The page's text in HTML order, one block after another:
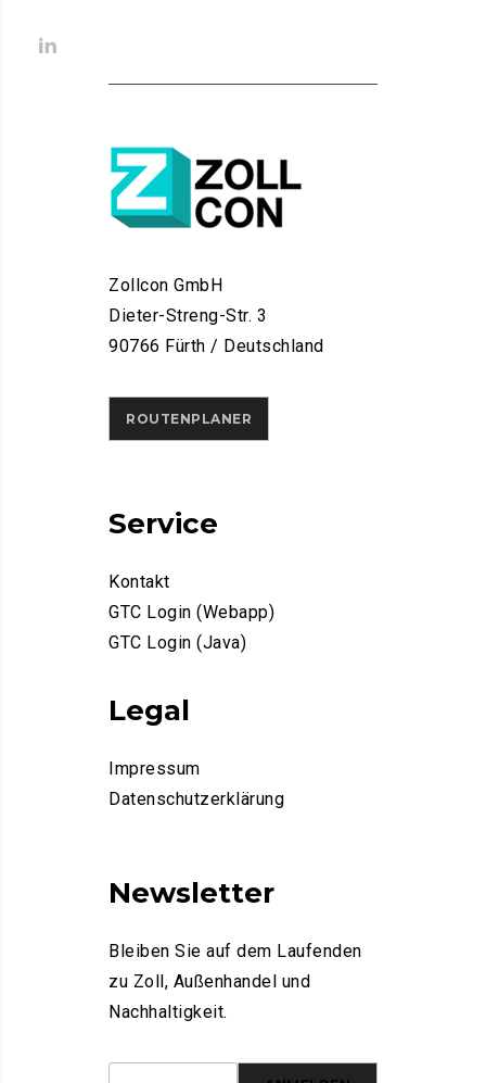
Zollcon GmbH
Dieter-Streng-Str. 3
90766 Fürth / Deutschland
ROUTENPLANER
Service
Kontakt
GTC Login (Webapp)
GTC Login (Java)
Legal
Impressum
Datenschutzerklärung
Newsletter
Bleiben Sie auf dem Laufenden
zu Zoll, Außenhandel und
Nachhaltigkeit.